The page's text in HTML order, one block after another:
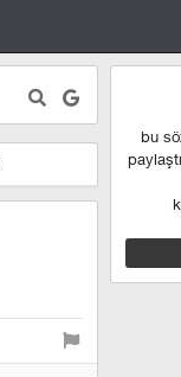
bu